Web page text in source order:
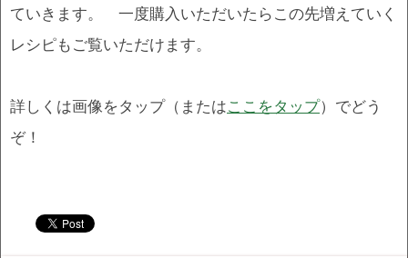
ていきます。 一度購入いただいたらこの先増えていく
レシピもご覧いただけます。
詳しくは画像をタップ（またはここをタップ）でどう
ぞ！